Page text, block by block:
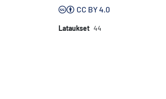
CC BY 4.0
Lataukset 44